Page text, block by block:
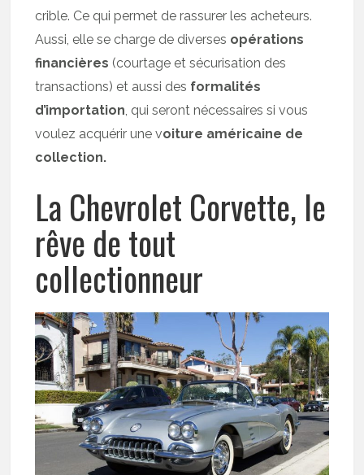
crible. Ce qui permet de rassurer les acheteurs.
Aussi, elle se charge de diverses opérations
financières (courtage et sécurisation des
transactions) et aussi des formalités
d’importation, qui seront nécessaires si vous
voulez acquérir une voiture américaine de
collection.
La Chevrolet Corvette, le
rêve de tout
collectionneur